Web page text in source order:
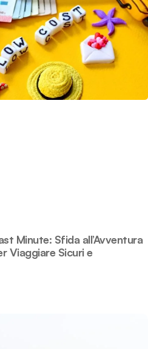
Minute: Sfida all’Avventura
Viaggiare Sicuri e